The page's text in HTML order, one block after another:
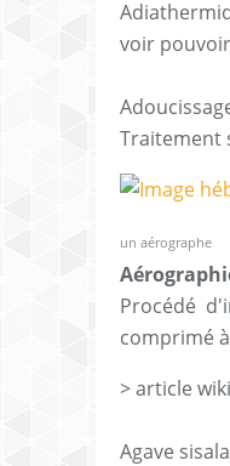
voir
un aérographe
Procédé
comprimé
> article
Agave